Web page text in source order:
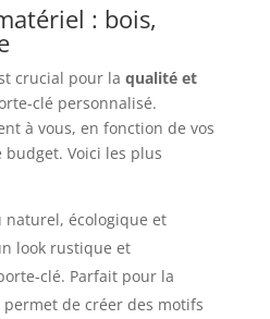
: bois,
crucial pour la qualité et
clé personnalisé.
à vous, en fonction de vos
Voici les plus
écologique et
look rustique et
clé. Parfait pour la
de créer des motifs